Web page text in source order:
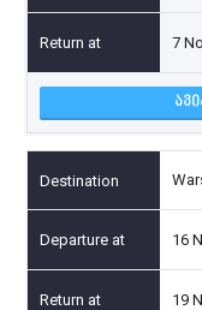
7
16
19